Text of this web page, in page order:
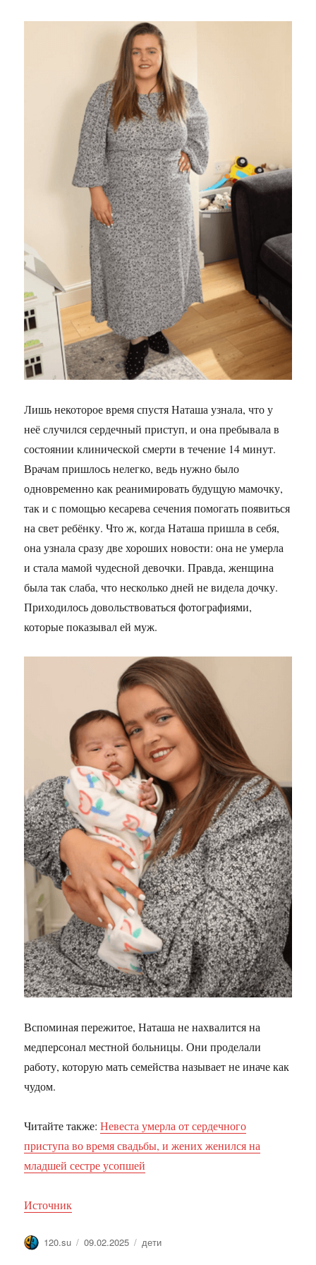
Лишь некоторое время спустя Наташа узнала, что у
неё случился сердечный приступ, и она пребывала в
состоянии клинической смерти в течение 14 минут.
Врачам пришлось нелегко, ведь нужно было
одновременно как реанимировать будущую мамочку,
так и с помощью кесарева сечения помогать появиться
на свет ребёнку. Что ж, когда Наташа пришла в себя,
она узнала сразу две хороших новости: она не умерла
и стала мамой чудесной девочки. Правда, женщина
была так слаба, что несколько дней не видела дочку.
Приходилось довольствоваться фотографиями,
которые показывал ей муж.
Вспоминая пережитое, Наташа не нахвалится на
медперсонал местной больницы. Они проделали
работу, которую мать семейства называет не иначе как
чудом.
Читайте также:Невеста умерла от сердечного
приступа во время свадьбы, и жених женился на
младшей сестре усопшей
Источник
Автор
120.su Опубликовано
09.02.2025 Метки
дети